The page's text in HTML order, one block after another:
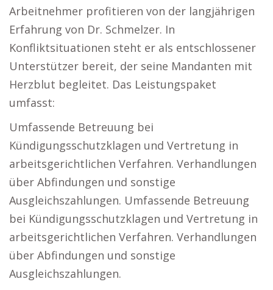
Arbeitnehmer profitieren von der langjährigen
Erfahrung von Dr. Schmelzer. In
Konfliktsituationen steht er als entschlossener
Unterstützer bereit, der seine Mandanten mit
Herzblut begleitet. Das Leistungspaket
umfasst:
Umfassende Betreuung bei
Kündigungsschutzklagen und Vertretung in
arbeitsgerichtlichen Verfahren. Verhandlungen
über Abfindungen und sonstige
Ausgleichszahlungen. Umfassende Betreuung
bei Kündigungsschutzklagen und Vertretung in
arbeitsgerichtlichen Verfahren. Verhandlungen
über Abfindungen und sonstige
Ausgleichszahlungen.